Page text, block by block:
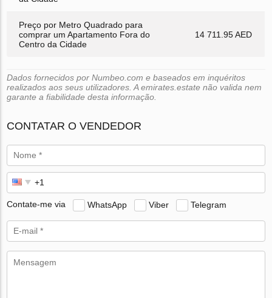
Preço por Metro Quadrado para
comprar um Apartamento Fora do
Centro da Cidade
14 711.95 AED
Dados fornecidos por Numbeo.com e baseados em inquéritos
realizados aos seus utilizadores. A emirates.estate não valida nem
garante a fiabilidade desta informação.
CONTATAR O VENDEDOR
Contate-me via WhatsApp Viber Telegram